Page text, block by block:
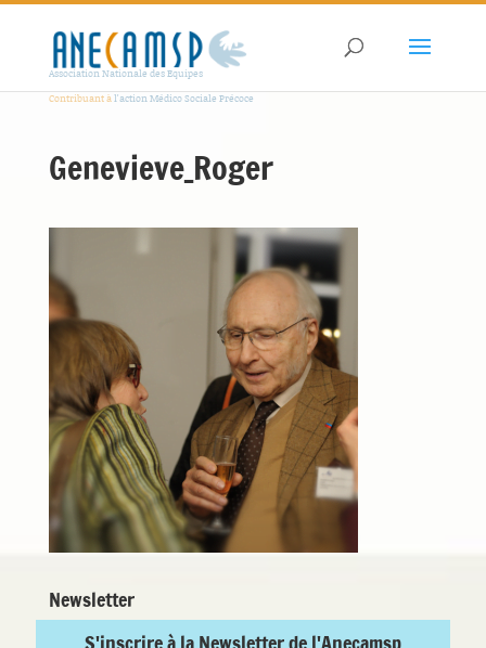
Association Nationale des Equipes
Contribuant àl'action Médico Sociale Précoce
Genevieve_Roger
Newsletter